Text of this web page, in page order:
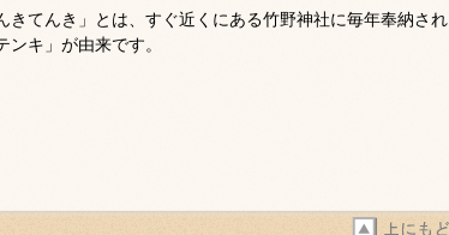
てんき」とは、すぐ近くにある竹野神社に毎年奉納され
キ」が由来です。